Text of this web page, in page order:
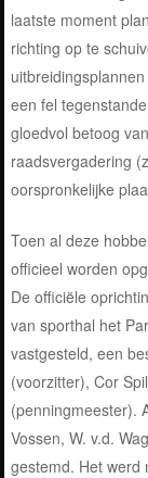
laatste moment
richting op te
een fel
gloedvol betoog
raadsvergadering
oorspronkelijke
Toen al deze
officieel worden
De officiële
van sporthal het
vastgesteld, een
(voorzitter), Cor
(penningmeester).
Vossen, W. v.d.
gestemd. Het werd